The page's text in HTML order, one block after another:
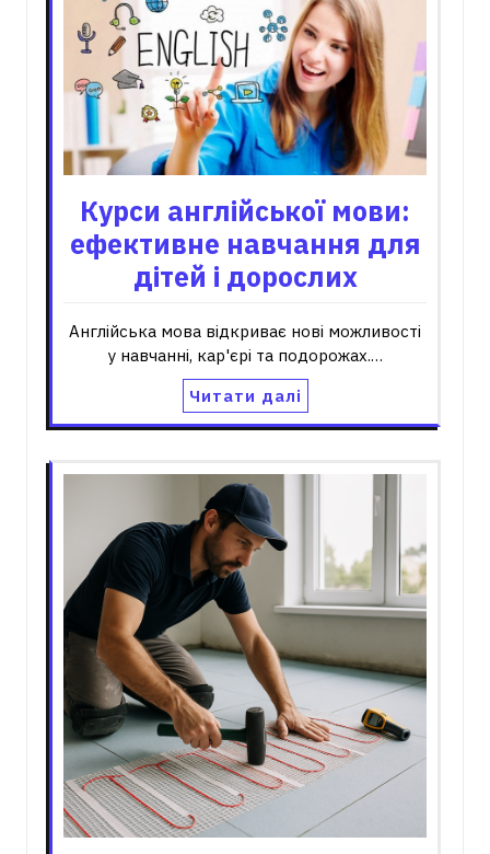
Курси англійської мови:
ефективне навчання для
дітей і дорослих
Англійська мова відкриває нові можливості
у навчанні, кар'єрі та подорожах.…
Читати далі